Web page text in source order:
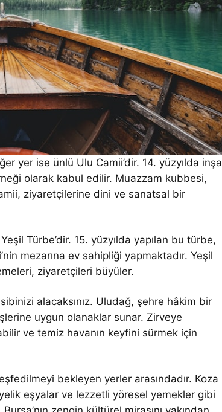
yer ise ünlü Ulu Camii’dir. 14. yüzyılda inşa
olarak kabul edilir. Muazzam kubbesi,
ziyaretçilerine dini ve sanatsal bir
Türbe’dir. 15. yüzyılda yapılan bu türbe,
mezarına ev sahipliği yapmaktadır. Yeşil
ziyaretçileri büyüler.
alacaksınız. Uludağ, şehre hâkim bir
uygun olanaklar sunar. Zirveye
ve temiz havanın keyfini sürmek için
bekleyen yerler arasındadır. Koza
eşyalar ve lezzetli yöresel yemekler gibi